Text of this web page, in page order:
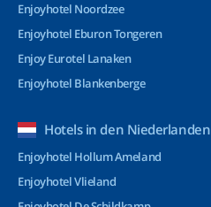
Enjoyhotel Noordzee
Enjoyhotel Eburon Tongeren
Enjoy Eurotel Lanaken
Enjoyhotel Blankenberge
Hotels in den Niederlanden
Enjoyhotel Hollum Ameland
Enjoyhotel Vlieland